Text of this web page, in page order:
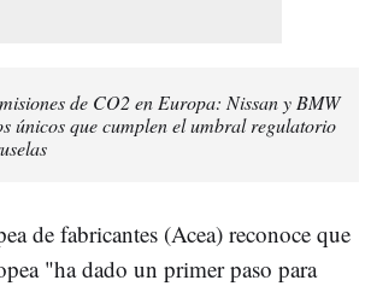
de CO2 en Europa: Nissan y BMW
únicos que cumplen el umbral regulatorio
de fabricantes (Acea) reconoce que
"ha dado un primer paso para